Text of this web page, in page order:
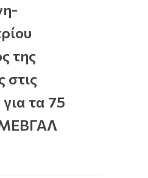
της
στις
τα 75
ΜΕΒΓΑΛ